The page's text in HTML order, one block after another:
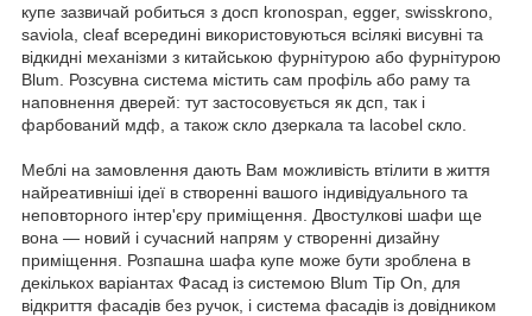
купе зазвичай робиться з досп kronospan, egger, swisskrono,
saviola, cleaf всередині використовуються всілякі висувні та
відкидні механізми з китайською фурнітурою або фурнітурою
Blum. Розсувна система містить сам профіль або раму та
наповнення дверей: тут застосовується як дсп, так і
фарбований мдф, а також скло дзеркала та lacobel скло.
Меблі на замовлення дають Вам можливість втілити в життя
найреативніші ідеї в створенні вашого індивідуального та
неповторного інтер'єру приміщення. Двостулкові шафи ще
вона — новий і сучасний напрям у створенні дизайну
приміщення. Розпашна шафа купе може бути зроблена в
декількох варіантах Фасад із системою Blum Tip On, для
відкриття фасадів без ручок, і система фасадів із довідником